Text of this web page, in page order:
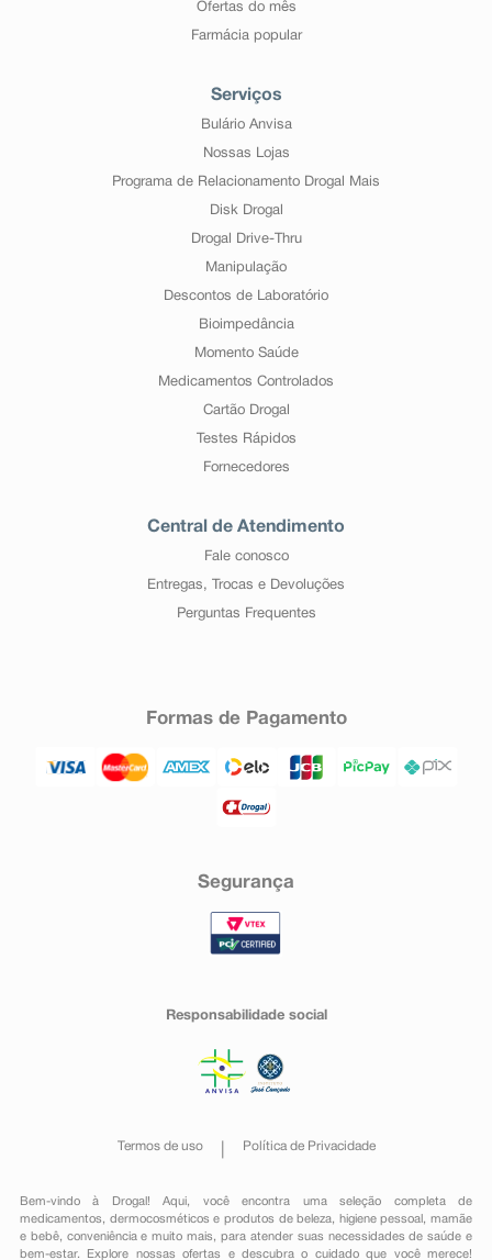
Ofertas do mês
Farmácia popular
Serviços
Bulário Anvisa
Nossas Lojas
Programa de Relacionamento Drogal Mais
Disk Drogal
Drogal Drive-Thru
Manipulação
Descontos de Laboratório
Bioimpedância
Momento Saúde
Medicamentos Controlados
Cartão Drogal
Testes Rápidos
Fornecedores
Central de Atendimento
Fale conosco
Entregas, Trocas e Devoluções
Perguntas Frequentes
Formas de Pagamento
Segurança
Responsabilidade social
Termos de uso Política de Privacidade
Bem-vindo à Drogal! Aqui, você encontra uma seleção completa de
medicamentos , dermocosméticos e produtos de beleza, higiene pessoal ,mamãe
e bebê, conveniênciae muito mais, para atender suas necessidades de saúde e
bem-estar. Explore nossas ofertas e descubra o cuidado que você merece!